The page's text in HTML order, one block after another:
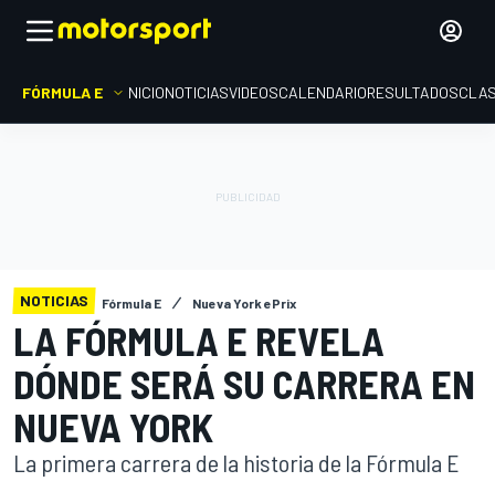
FÓRMULA E INICIONOTICIASVIDEOSCALENDARIORESULTADOS
NOTICIAS Fórmula E Nueva York ePrix
LA FÓRMULA E REVELA
DÓNDE SERÁ SU CARRERA EN
NUEVA YORK
La primera carrera de la historia de la Fórmula E